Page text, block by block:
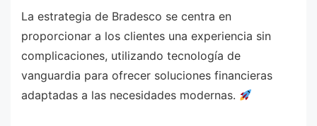
La estrategia de Bradesco se centra en
proporcionar a los clientes una experiencia sin
complicaciones, utilizando tecnología de
vanguardia para ofrecer soluciones financieras
adaptadas a las necesidades modernas.